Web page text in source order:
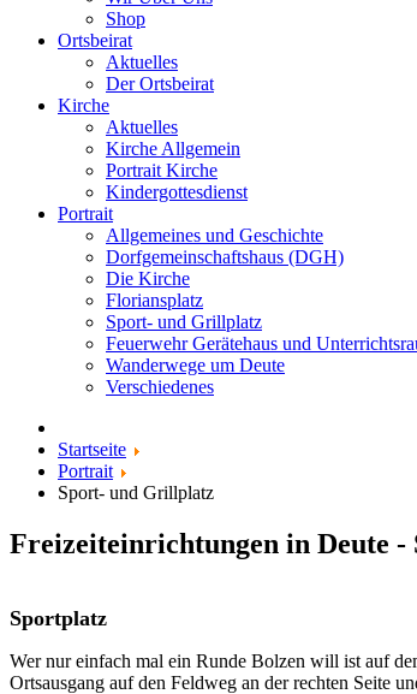
Shop
Ortsbeirat
Aktuelles
Der Ortsbeirat
Kirche
Aktuelles
Kirche Allgemein
Portrait Kirche
Kindergottesdienst
Portrait
Allgemeines und Geschichte
Dorfgemeinschaftshaus (DGH)
Die Kirche
Floriansplatz
Sport- und Grillplatz
Feuerwehr Gerätehaus und
Wanderwege um Deute
Verschiedenes
Startseite
Portrait
Sport- und Grillplatz
Freizeiteinrichtungen in Deute
Sportplatz
Wer nur einfach mal ein Runde Bolzen will ist auf
Ortsausgang auf den Feldweg an der rechten Seite